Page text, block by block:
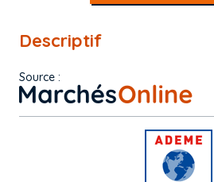
Descriptif
Source :